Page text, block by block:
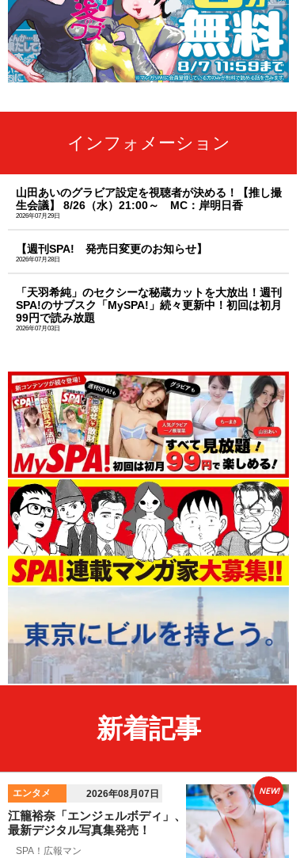
インフォメーション
山田あいのグラビア設定を視聴者が決める！【推し撮
生会議】 8/26（水）21:00～ MC：岸明日香
2026年07月29日
【週刊SPA! 発売日変更のお知らせ】
2026年07月28日
「天羽希純」のセクシーな秘蔵カットを大放出！週刊
SPA!のサブスク「MySPA!」続々更新中！初回は初月
99円で読み放題
2026年07月03日
新着記事
エンタメ 2026年08月07日
江籠裕奈「エンジェルボディ」、
最新デジタル写真集発売！
SPA！広報マン
NEW!